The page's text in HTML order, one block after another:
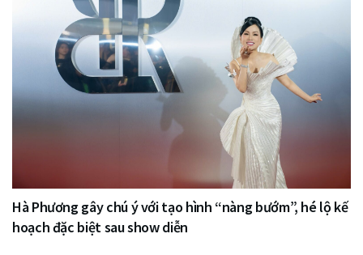
Hà Phương gây chú ý với tạo hình “nàng bướm”, hé lộ kế
hoạch đặc biệt sau show diễn